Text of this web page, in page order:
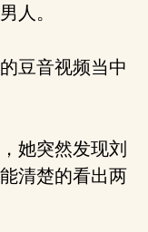
人。
豆音视频当中
她突然发现刘
清楚的看出两